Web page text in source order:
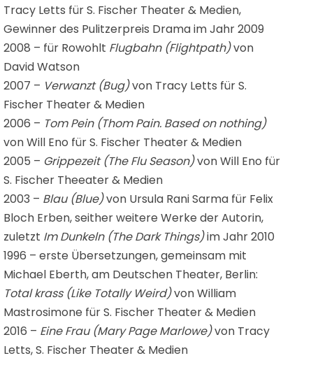
Tracy Letts für S. Fischer Theater & Medien,
Gewinner des Pulitzerpreis Drama im Jahr 2009
2008 – für Rowohlt Flugbahn (Flightpath)von
David Watson
2007 – Verwanzt (Bug)von Tracy Letts für S.
Fischer Theater & Medien
2006 – Tom Pein (Thom Pain. Based on nothing)
von Will Eno für S. Fischer Theater & Medien
2005 – Grippezeit (The Flu Season)von Will Eno für
S. Fischer Theeater & Medien
2003 – Blau (Blue)von Ursula Rani Sarma für Felix
Bloch Erben, seither weitere Werke der Autorin,
zuletzt Im Dunkeln (The Dark Things)im Jahr 2010
1996 – erste Übersetzungen, gemeinsam mit
Michael Eberth, am Deutschen Theater, Berlin:
Total krass (Like Totally Weird)von William
Mastrosimone für S. Fischer Theater & Medien
2016 – Eine Frau (Mary Page Marlowe)von Tracy
Letts, S. Fischer Theater & Medien